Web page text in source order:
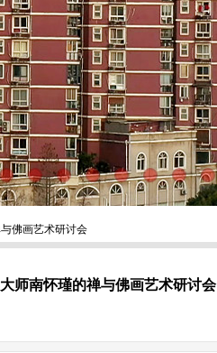
佛画艺术研讨会
师南怀瑾的禅与佛画艺术研讨会